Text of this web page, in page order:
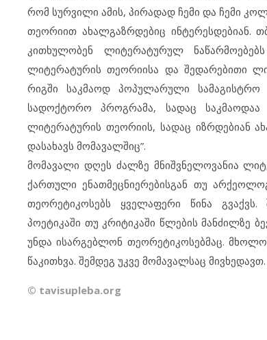
რომ სურვილი ამის, პირადად ჩემი და ჩემი
თეორიით ახალგაზრდებიც ინტერესდებიან.
კითხულობენ ლიტერატურულ
ლიტერატურის თეორიისა და შედარებითი
რიგში საკმაოდ პოპულარული სამაგისტრო
სადოქტორო პროგრამა, სადაც საკმაოდაა
ლიტერატურის თეორიის, სადაც იზრდებიან
დასახავს მომავალშიც”.
მომავალი დღეს ძალზე მნიშვნელოვანია
ქართული ენათმეცნიერებისგან თუ
თეორეტიკოსებს ყველაფერი წინა
პოეტიკაში თუ კრიტიკაში წლების
უნდა ისარგებლონ თეორეტიკოსებმაც.
წაკითხვა. შემდეგ უკვე მომავალსაც მივხედავთ.
© tavisupleba.org